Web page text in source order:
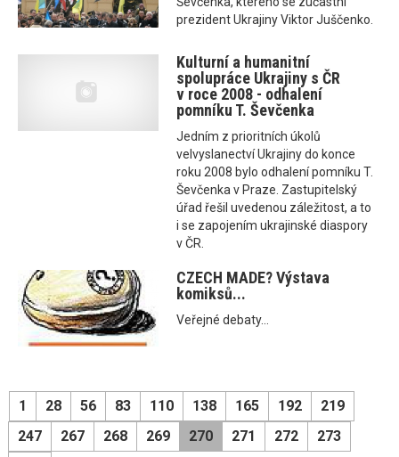
prezident Ukrajiny Viktor Juščenko.
Kulturní a humanitní
spolupráce Ukrajiny s ČR
v roce 2008 - odhalení
pomníku T. Ševčenka
Jedním z prioritních úkolů
velvyslanectví Ukrajiny do konce
roku 2008 bylo odhalení pomníku T.
Ševčenka v Praze. Zastupitelský
úřad řešil uvedenou záležitost, a to
i se zapojením ukrajinské diaspory
v ČR.
CZECH MADE? Výstava
komiksů...
Veřejné debaty...
1 28 56 83 110 138 165 192
219
247
267 268 269 270 271 272
273